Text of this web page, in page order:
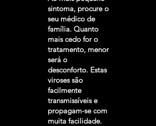
sintoma, procure o
seu médico de
família. Quanto
mais cedo for o
tratamento, menor
será o
desconforto. Estas
viroses são
facilmente
transmissíveis e
propagam-se com
muita facilidade.